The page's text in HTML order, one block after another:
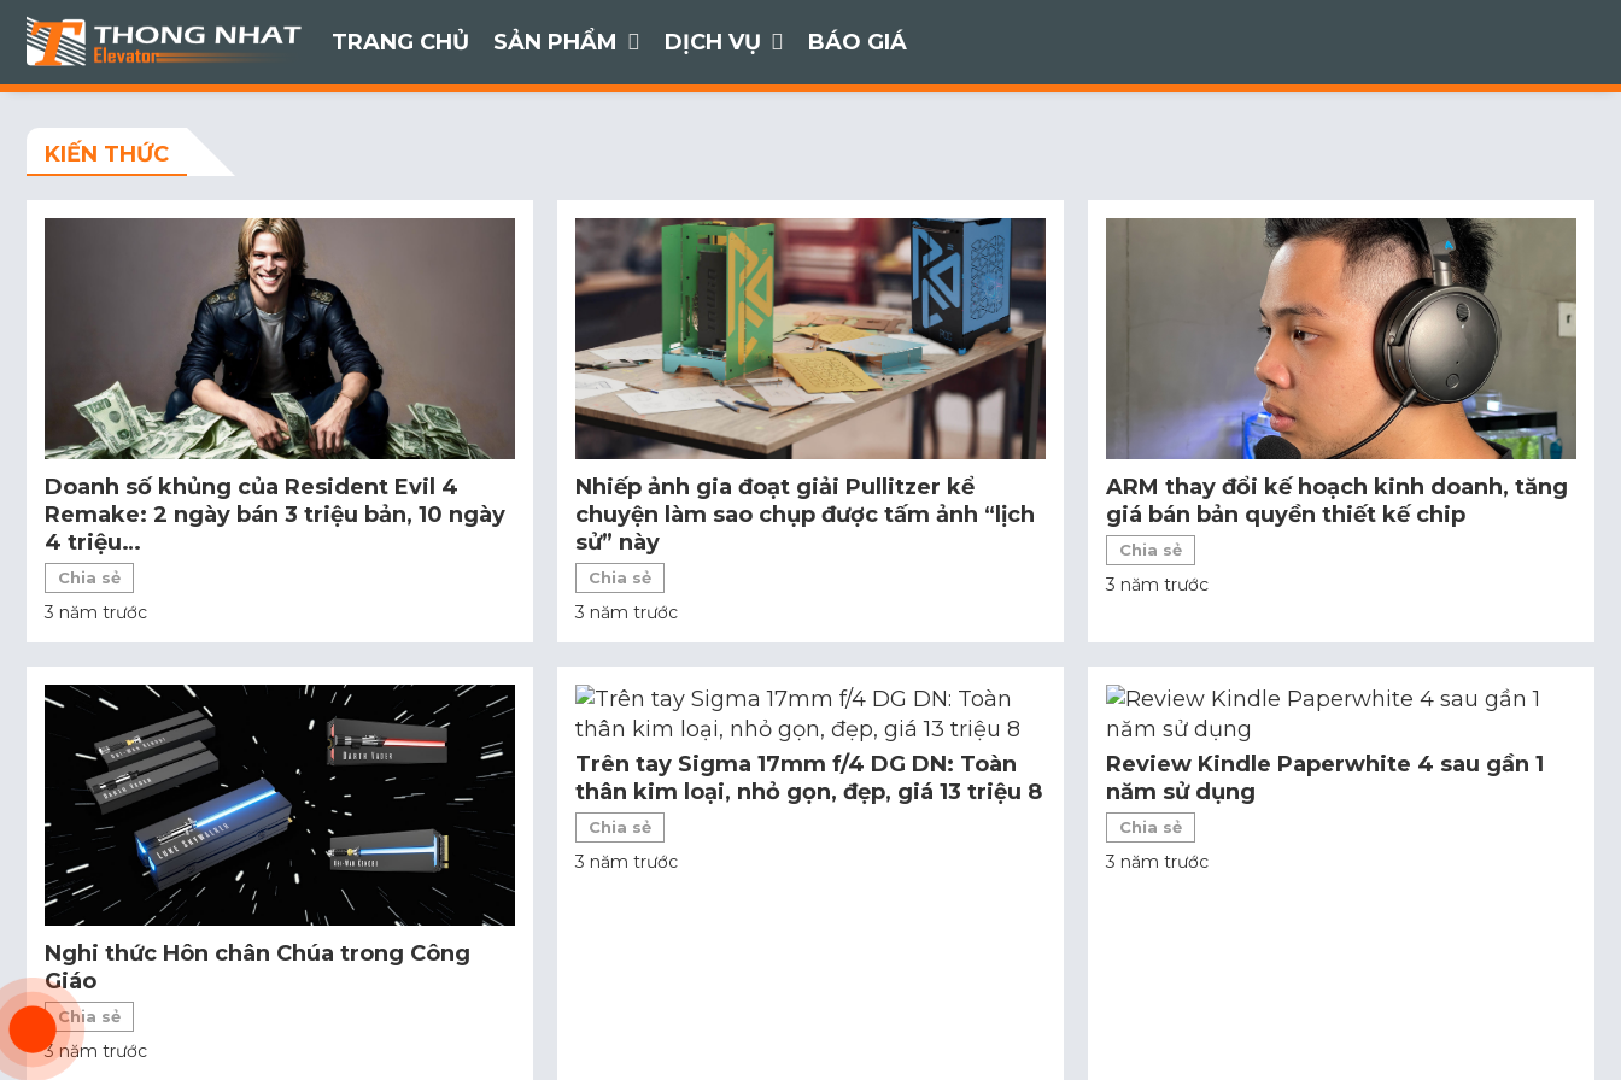
TRANG CHỦ SẢN PHẨM DỊCH VỤ BÁO GIÁ
KIẾN THỨC
Doanh số khủng của Resident Evil 4
Remake: 2 ngày bán 3 triệu bản, 10 ngày
4 triệu…
Chia sẻ
3 năm trước
Nhiếp ảnh gia đoạt giải Pullitzer kể
chuyện làm sao chụp được tấm ảnh “lịch
sử” này
Chia sẻ
3 năm trước
ARM thay đổi kế hoạch kinh doanh, tăng
giá bán bản quyền thiết kế chip
Chia sẻ
3 năm trước
Nghi thức Hôn chân Chúa trong Công
Giáo
Chia sẻ
3 năm trước
Trên tay Sigma 17mm f/4 DG DN: Toàn
thân kim loại, nhỏ gọn, đẹp, giá 13 triệu 8
Chia sẻ
3 năm trước
Review Kindle Paperwhite 4 sau gần 1
năm sử dụng
Chia sẻ
3 năm trước